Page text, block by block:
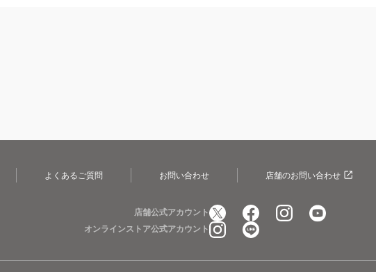
よくあるご質問 お問い合わせ 店舗のお問い合わせ
店舗公式アカウント
オンラインストア公式アカウント